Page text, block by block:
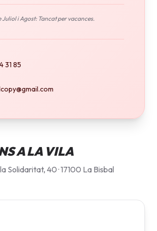
Juliol i Agost: Tancat per vacances.
31 85
A LA VILA
Solidaritat, 40 · 17100 La Bisbal